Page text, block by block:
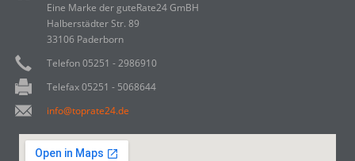
Eine Marke der guteRate24 GmBH
Halberstädter Str. 89
33106 Paderborn
Telefon 05251 - 2986910
Telefax 05251 - 5068644
info@toprate24.de